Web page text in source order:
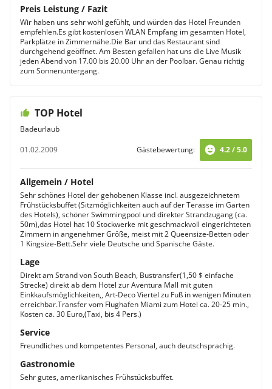
Preis Leistung / Fazit
Wir haben uns sehr wohl gefühlt, und würden das Hotel Freunden
empfehlen.Es gibt kostenlosen WLAN Empfang im gesamten Hotel,
Parkplätze in Zimmernähe.Die Bar und das Restaurant sind
durchgehend geöffnet. Am Besten gefallen hat uns die Live Musik
jeden Abend von 17.00 bis 20.00 Uhr an der Poolbar. Genau richtig
zum Sonnenuntergang.
TOP Hotel
Badeurlaub
01.02.2009
Gästebewertung: 4.2 / 5.0
Allgemein / Hotel
Sehr schönes Hotel der gehobenen Klasse incl. ausgezeichnetem
Frühstücksbuffet (Sitzmöglichkeiten auch auf der Terasse im Garten
des Hotels), schöner Swimmingpool und direkter Strandzugang (ca.
50m),das Hotel hat 10 Stockwerke mit geschmackvoll eingerichteten
Zimmern in angenehmer Größe, meist mit 2 Queensize-Betten oder
1 Kingsize-Bett.Sehr viele Deutsche und Spanische Gäste.
Lage
Direkt am Strand von South Beach, Bustransfer(1,50 $ einfache
Strecke) direkt ab dem Hotel zur Aventura Mall mit guten
Einkkaufsmöglichkeiten,, Art-Deco Viertel zu Fuß in wenigen Minuten
erreichbar.Transfer vom Flughafen Miami zum Hotel ca. 20-25 min.,
Kosten ca. 30 Euro,(Taxi, bis 4 Pers.)
Service
Freundliches und kompetentes Personal, auch deutschsprachig.
Gastronomie
Sehr gutes, amerikanisches Frühstücksbuffet.